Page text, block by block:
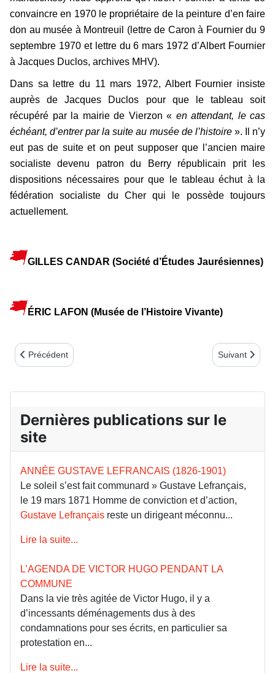
convaincre en 1970 le propriétaire de la peinture d’en faire
don au musée à Montreuil (lettre de Caron à Fournier du 9
septembre 1970 et lettre du 6 mars 1972 d’Albert Fournier
à Jacques Duclos, archives MHV).
Dans sa lettre du 11 mars 1972, Albert Fournier insiste
auprès de Jacques Duclos pour que le tableau soit
récupéré par la mairie de Vierzon « en attendant, le cas
échéant, d’entrer par la suite au musée de l’histoire». Il n’y
eut pas de suite et on peut supposer que l’ancien maire
socialiste devenu patron du Berry républicain prit les
dispositions nécessaires pour que le tableau échut à la
fédération socialiste du Cher qui le possède toujours
actuellement.
GILLES CANDAR (Société d’Études Jaurésiennes)
ÉRIC LAFON (Musée de l’Histoire Vivante)
Article précédent : Eugène Bestetti, un homme de fidélités
Précédent Article
Suivant
Dernières publications sur le
site
ANNÉE GUSTAVE LEFRANCAIS (1826-1901)
Le soleil s’est fait communard » Gustave Lefrançais,
le 19 mars 1871 Homme de conviction et d’action,
Gustave Lefrançais reste un dirigeant méconnu...
Lire la suite...
L’AGENDA DE VICTOR HUGO PENDANT LA
COMMUNE
Dans la vie très agitée de Victor Hugo, il y a
d’incessants déménagements dus à des
condamnations pour ses écrits, en particulier sa
protestation en...
Lire la suite...